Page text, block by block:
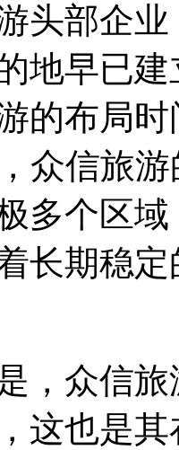
头部企
地早已
的布局
众信旅
多个区
长期稳
，众信
这也是